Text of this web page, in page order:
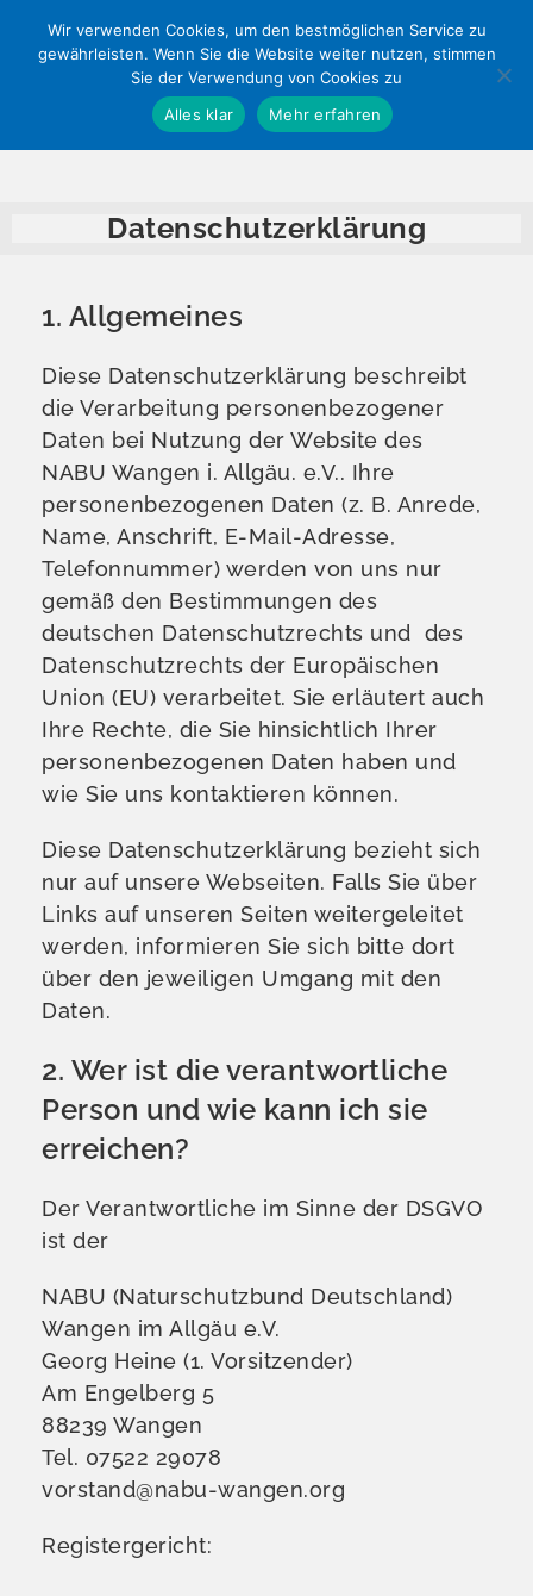
Datenschutzerklärung
1. Allgemeines
Diese Datenschutzerklärung beschreibt
die Verarbeitung personenbezogener
Daten bei Nutzung der Website des
NABU Wangen i. Allgäu. e.V.. Ihre
personenbezogenen Daten (z. B. Anrede,
Name, Anschrift, E-Mail-Adresse,
Telefonnummer) werden von uns nur
gemäß den Bestimmungen des
deutschen Datenschutzrechts und des
Datenschutzrechts der Europäischen
Union (EU) verarbeitet. Sie erläutert auch
Ihre Rechte, die Sie hinsichtlich Ihrer
personenbezogenen Daten haben und
wie Sie uns kontaktieren können.
Diese Datenschutzerklärung bezieht sich
nur auf unsere Webseiten. Falls Sie über
Links auf unseren Seiten weitergeleitet
werden, informieren Sie sich bitte dort
über den jeweiligen Umgang mit den
Daten.
2. Wer ist die verantwortliche
Person und wie kann ich sie
erreichen?
Der Verantwortliche im Sinne der DSGVO
ist der
NABU (Naturschutzbund Deutschland)
Wangen im Allgäu e.V.
Georg Heine (1. Vorsitzender)
Am Engelberg 5
88239 Wangen
Tel. 07522 29078
vorstand@nabu-wangen.org
Registergericht:
Wir verwenden Cookies, um den bestmöglichen Service zu
gewährleisten. Wenn Sie die Website weiter nutzen, stimmen
Sie der Verwendung von Cookies zu
Alles klar
Mehr erfahren